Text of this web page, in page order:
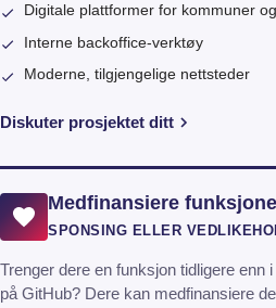
Digitale plattformer for kommuner
Interne backoffice-verktøy
Moderne, tilgjengelige nettsteder
Diskuter prosjektet ditt
Medfinansiere
SPONSING ELLER
Trenger dere en funksjon tidligere enn
på GitHub? Dere kan medfinansiere